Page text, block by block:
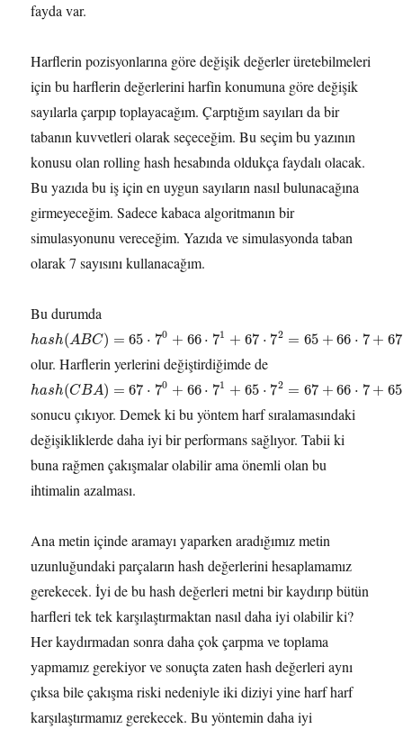
fayda var.
Harflerin pozisyonlarına göre değişik değerler üretebilmeleri
için bu harflerin değerlerini harfin konumuna göre değişik
sayılarla çarpıp toplayacağım. Çarptığım sayıları da bir
tabanın kuvvetleri olarak seçeceğim. Bu seçim bu yazının
konusu olan rolling hash hesabında oldukça faydalı olacak.
Bu yazıda bu iş için en uygun sayıların nasıl bulunacağına
girmeyeceğim. Sadece kabaca algoritmanın bir
simulasyonunu vereceğim. Yazıda ve simulasyonda taban
olarak 7 sayısını kullanacağım.
Bu durumda
hash(ABC) = 65 ⋅ 70 + 66 ⋅ 71 + 67 ⋅ 72 = 65 + 66 ⋅ 7 + 67
olur. Harflerin yerlerini değiştirdiğimde de
hash(CBA) = 67 ⋅ 70 + 66 ⋅ 71 + 65 ⋅ 72 = 67 + 66 ⋅ 7 + 65
sonucu çıkıyor. Demek ki bu yöntem harf sıralamasındaki
değişikliklerde daha iyi bir performans sağlıyor. Tabii ki
buna rağmen çakışmalar olabilir ama önemli olan bu
ihtimalin azalması.
Ana metin içinde aramayı yaparken aradığımız metin
uzunluğundaki parçaların hash değerlerini hesaplamamız
gerekecek. İyi de bu hash değerleri metni bir kaydırıp bütün
harfleri tek tek karşılaştırmaktan nasıl daha iyi olabilir ki?
Her kaydırmadan sonra daha çok çarpma ve toplama
yapmamız gerekiyor ve sonuçta zaten hash değerleri aynı
çıksa bile çakışma riski nedeniyle iki diziyi yine harf harf
karşılaştırmamız gerekecek. Bu yöntemin daha iyi